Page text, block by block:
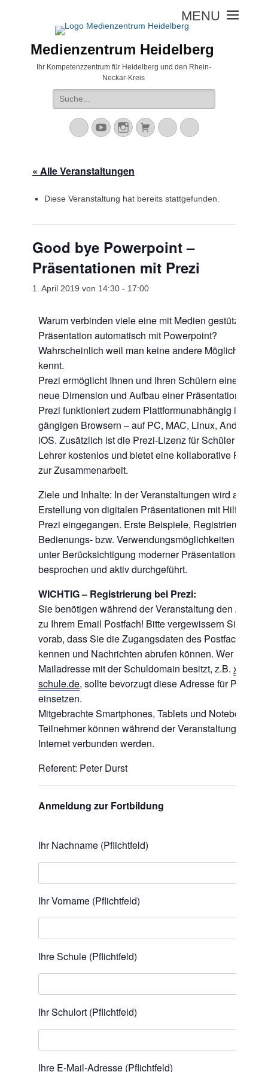
Medienzentrum Heidelberg
Ihr Kompetenzzentrum für Heidelberg und den Rhein-
Neckar-Kreis
Suche
nach:
Mastodon
YouTubeInstagramWarenkorb
CloudPeertube
« Alle Veranstaltungen
Diese Veranstaltung hat bereits stattgefunden.
Good bye Powerpoint –
Präsentationen mit Prezi
1. April 2019 von 14:30 - 17:00
Warum verbinden viele eine mit Medien gestützte
Präsentation automatisch mit Powerpoint?
Wahrscheinlich weil man keine andere Möglichkeit
kennt.
Prezi ermöglicht Ihnen und Ihren Schülern eine völlig
neue Dimension und Aufbau einer
Prezi funktioniert zudem Plattformunabhängig in allen
gängigen Browsern – auf PC, MAC, Linux, Android
iOS. Zusätzlich ist die Prezi-Lizenz für Schüler und
Lehrer kostenlos und bietet eine kollaborative
zur Zusammenarbeit.
Ziele und Inhalte: In der Veranstaltungen wird auf die
Erstellung von digitalen Präsentationen mit Hilfe von
Prezi eingegangen. Erste Beispiele, Registrierung
Bedienungs- bzw. Verwendungsmöglichkeiten werden
unter Berücksichtigung moderner
besprochen und aktiv durchgeführt.
WICHTIG – Registrierung bei Prezi:
Sie benötigen während der Veranstaltung den Zugang
zu Ihrem Email Postfach! Bitte vergewissern Sie sich
vorab, dass Sie die Zugangsdaten des Postfachs
kennen und Nachrichten abrufen können. Wer eine
Mailadresse mit der Schuldomain besitzt, z.B.
schule.de, sollte bevorzugt diese Adresse für Prezi
einsetzen.
Mitgebrachte Smartphones, Tablets und Notebooks
Teilnehmer können während der Veranstaltung mit
Internet verbunden werden.
Referent: Peter Durst
Anmeldung zur Fortbildung
Ihr Nachname (Pflichtfeld)
Ihr Vorname (Pflichtfeld)
Ihre Schule (Pflichtfeld)
Ihr Schulort (Pflichtfeld)
Ihre E-Mail-Adresse (Pflichtfeld)